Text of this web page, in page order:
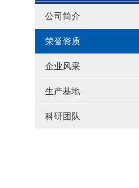
公司简介
荣誉资质
企业风采
生产基地
科研团队